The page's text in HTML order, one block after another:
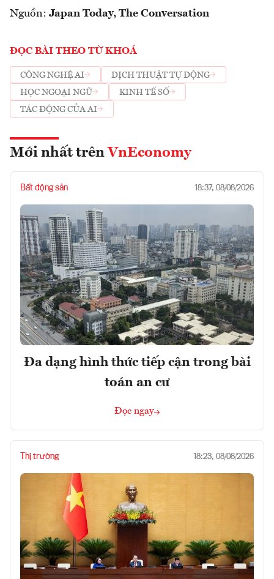
Nguồn: Japan Today, The Conversation
ĐỌC BÀI THEO TỪ KHOÁ
CÔNG NGHỆ AI
DỊCH THUẬT TỰ ĐỘNG
HỌC NGOẠI NGỮ
KINH TẾ SỐ
TÁC ĐỘNG CỦA AI
Mới nhất trên VnEconomy
Bất động sản 18:37, 08/08/2026
Đa dạng hình thức tiếp cận trong bài
toán an cư
Đọc ngay
Thị trường 18:23, 08/08/2026